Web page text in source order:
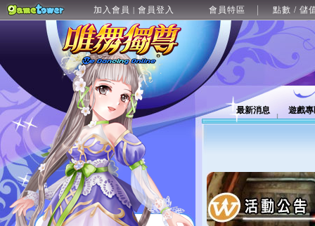
加入會員 | 會員登入 會員特區 點數 / 儲
最新消息 遊戲